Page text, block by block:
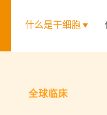
什么是干细胞
全球临床